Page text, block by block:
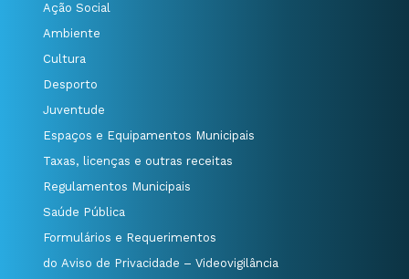
Ação Social
Ambiente
Cultura
Desporto
Juventude
Espaços e Equipamentos Municipais
Taxas, licenças e outras receitas
Regulamentos Municipais
Saúde Pública
Formulários e Requerimentos
do Aviso de Privacidade – Videovigilância